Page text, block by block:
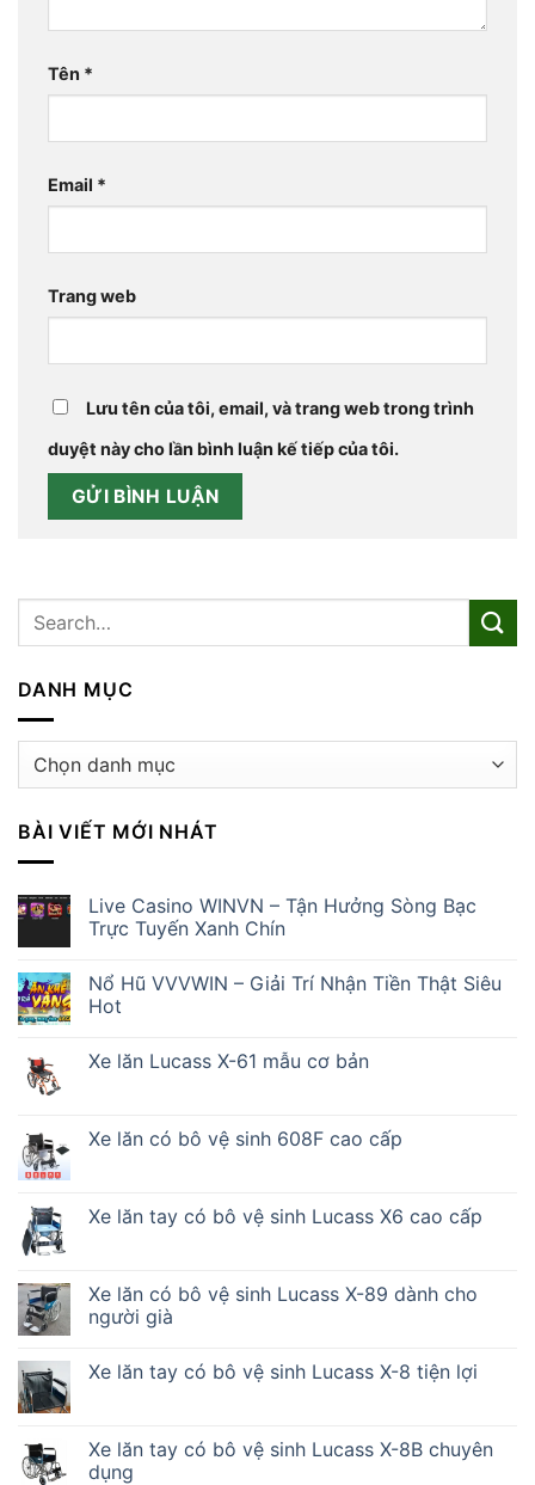
Tên *
Email *
Trang web
Lưu tên của tôi, email, và trang web trong trình
duyệt này cho lần bình luận kế tiếp của tôi.
DANH MỤC
Danh
BÀI VIẾT MỚI NHÁT
Live Casino WINVN – Tận Hưởng Sòng Bạc
Trực Tuyến Xanh Chín
Nổ Hũ VVVWIN – Giải Trí Nhận Tiền Thật Siêu
Hot
Xe lăn Lucass X-61 mẫu cơ bản
Xe lăn có bô vệ sinh 608F cao cấp
Xe lăn tay có bô vệ sinh Lucass X6 cao cấp
Xe lăn có bô vệ sinh Lucass X-89 dành cho
người già
Xe lăn tay có bô vệ sinh Lucass X-8 tiện lợi
Xe lăn tay có bô vệ sinh Lucass X-8B chuyên
dụng